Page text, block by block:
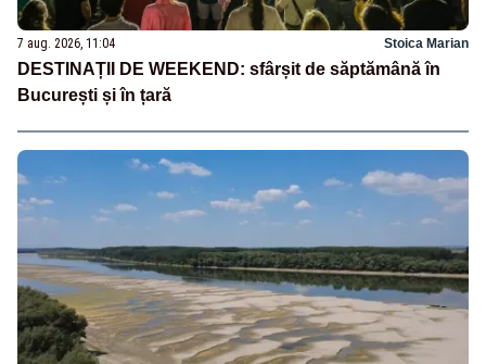
7 aug. 2026, 11:04 Stoica Marian
DESTINAȚII DE WEEKEND: sfârșit de săptămână în
București și în țară